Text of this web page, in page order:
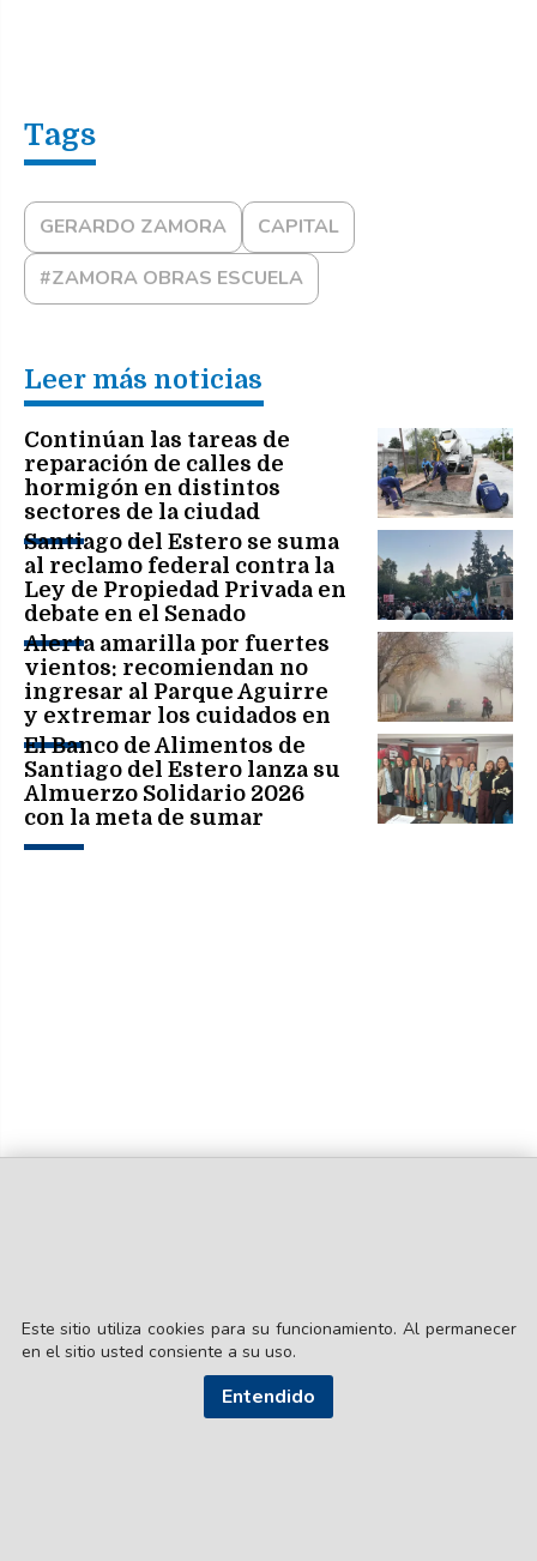
GERARDO ZAMORA
CAPITAL
#ZAMORA OBRAS ESCUELA
Leer más noticias
Continúan las tareas de
reparación de calles de
hormigón en distintos
sectores de la ciudad
Santiago del Estero se suma
al reclamo federal contra la
Ley de Propiedad Privada en
debate en el Senado
Alerta amarilla por fuertes
vientos: recomiendan no
ingresar al Parque Aguirre
y extremar los cuidados en
toda la ciudad
El Banco de Alimentos de
Santiago del Estero lanza su
Almuerzo Solidario 2026
con la meta de sumar
200.000 platos de comida
© EL LIBERAL S.A.
Director Editorial: Lic. Gustavo Eduardo Ick
Santiago del Estero / República Argentina
Este sitio utiliza cookies para su funcionamiento. Al permanecer
en el sitio usted consiente a su uso.
Entendido